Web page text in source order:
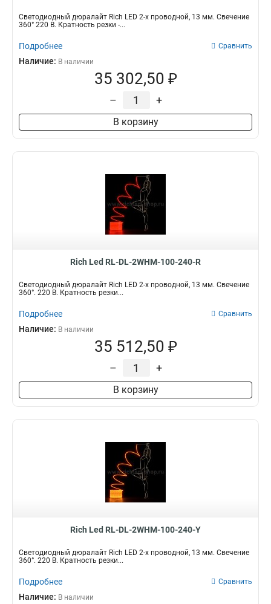
Светодиодный дюралайт Rich LED 2-х проводной, 13 мм. Свечение
360° 220 В. Кратность резки -...
Подробнее Сравнить
Наличие: В наличии
35 302,50 ₽
– +
В корзину
Rich Led RL-DL-2WHM-100-240-R
Светодиодный дюралайт Rich LED 2-х проводной, 13 мм. Свечение
360°. 220 В. Кратность резки...
Подробнее Сравнить
Наличие: В наличии
35 512,50 ₽
– +
В корзину
Rich Led RL-DL-2WHM-100-240-Y
Светодиодный дюралайт Rich LED 2-х проводной, 13 мм. Свечение
360°. 220 В. Кратность резки...
Подробнее Сравнить
Наличие: В наличии